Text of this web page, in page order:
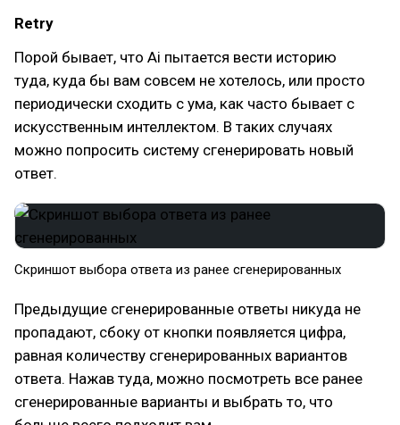
Retry
Порой бывает, что Ai пытается вести историю
туда, куда бы вам совсем не хотелось, или просто
периодически сходить с ума, как часто бывает с
искусственным интеллектом. В таких случаях
можно попросить систему сгенерировать новый
ответ.
Скриншот выбора ответа из ранее сгенерированных
Предыдущие сгенерированные ответы никуда не
пропадают, сбоку от кнопки появляется цифра,
равная количеству сгенерированных вариантов
ответа. Нажав туда, можно посмотреть все ранее
сгенерированные варианты и выбрать то, что